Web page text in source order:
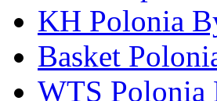
KH Polonia
Basket
WTS Polonia